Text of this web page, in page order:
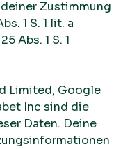
Zustimmung
1 S. 1 lit. a
Abs. 1 S. 1
Limited, Google
Inc sind die
Daten. Deine